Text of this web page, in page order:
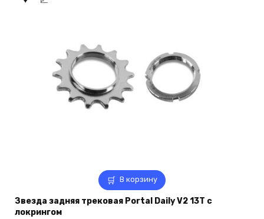
В корзину
Звезда задняя трековая Portal Daily V2 13T с
локрингом